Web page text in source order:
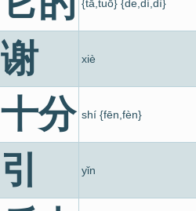
{tā,tuō} {de,dí,dì}
谢 xiè
十分 shí {fēn,fèn}
引 yǐn